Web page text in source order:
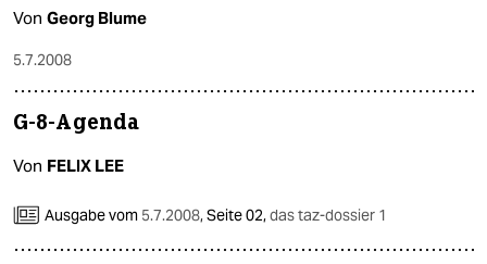
unterstützen
abo
genossenschaft
Von Georg Blume
5.7.2008
G-8-Agenda
Von FELIX LEE
Ausgabe vom 5.7.2008,Seite 02,das taz-dossier 1